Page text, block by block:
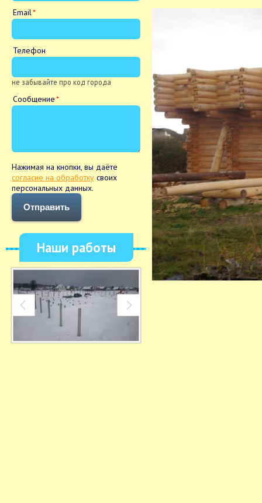
Email
Телефон
не забывайте про код города
Сообщение
Нажимая на кнопки, вы даёте
согласие на обработку своих
персональных данных.
Отправить
Наши работы